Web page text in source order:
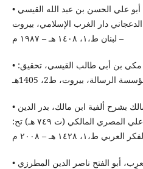
• القيسي، إيضاح شواهد الإيضاح، أبو علي الحسن بن عبد الله القيسي
الدعجاني دار الغرب الإسلامي، بيروت
– لبنان ط،١، ١٤٠٨ هـ – ١٩٨٧ م
• القيسي، مشكل إعراب القرآن، مكي بن أبي طالب القيسي، تحقيق:
• المرادي، توضيح المقاصد والمسالك بشرح ألفية ابن مالك، بدر الدين
حسن بن قاسم بن عبد الله بن علي المصري المالكي (ت ٧٤٩ هـ) تح:
• المطرزي، المُغْرِب في ترتيب المعرِب، أبو الفتح ناصر الدين المطرزي